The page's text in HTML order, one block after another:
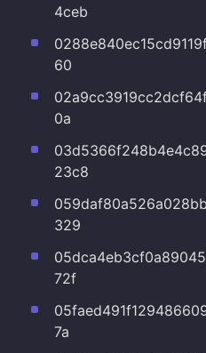
4ceb
60
0a
23c8
329
72f
7a